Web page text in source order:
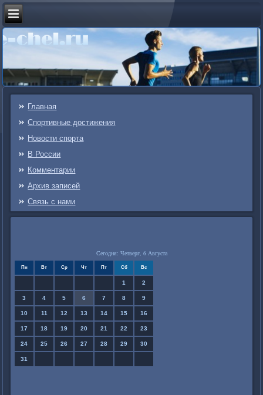
Главная
Спортивные достижения
Новости спорта
В России
Комментарии
Архив записей
Связь c нами
Сегодня: Четверг, 6 Августа
Пн Вт Ср Чт Пт Сб Вс
1 2
3 4 5 6 7 8 9
10 11 12 13 14 15 16
17 18 19 20 21 22 23
24 25 26 27 28 29 30
31